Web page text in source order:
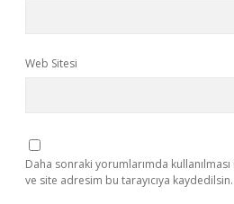
Web Sitesi
Daha sonraki yorumlarımda
ve site adresim bu tarayıcıya kaydedilsin.